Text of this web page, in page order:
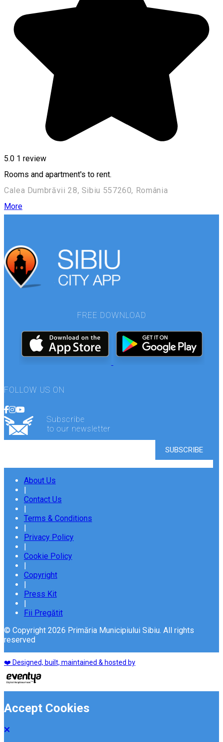
5.0 1 review
Rooms and apartment's to rent.
Calea Dumbrăvii 28, Sibiu 557260, România
More
FREE DOWNLOAD
FOLLOW US ON
Subscribe
to our newsletter
About Us
Contact Us
Terms & Conditions
Privacy Policy
Cookie Policy
Copyright
Press Kit
Fii Pregătit
© Copyright 2026 Primăria Municipiului Sibiu. All rights
reserved
❤️ Designed, built, maintained & hosted by
Accept Cookies